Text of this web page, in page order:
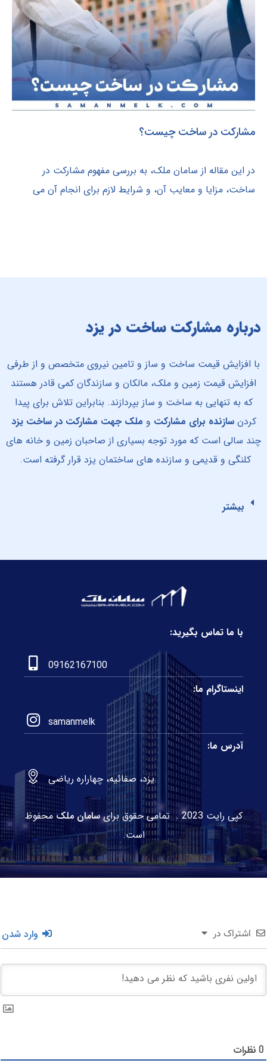
مشارکت در ساخت چیست؟
در این مقاله از سامان ملک، به بررسی مفهوم مشارکت در
ساخت، مزایا و معایب آن، و شرایط لازم برای انجام آن می
درباره مشارکت ساخت در یزد
با افزایش قیمت ساخت و ساز و تامین نیروی متخصص و از طرفی
افزایش قیمت زمین و ملک، مالکان و سازندگان کمی قادر هستند
که به تنهایی به ساخت و ساز بپردازند. بنابراین تلاش برای پیدا
کردنسازنده برای مشارکت و ملک جهت مشارکت در ساخت یزد
چند سالی است که مورد توجه بسیاری از صاحبان زمین و خانه های
کلنگی و قدیمی و سازنده های ساختمان یزد قرار گرفته است.
بیشتر
با ما تماس بگیرید:
09162167100
اینستاگرام ما:
samanmelk
آدرس ما:
یزد، صفائیه، چهاراره ریاضی
کپی رایت 2023 . تمامی حقوق برای سامان ملکمحفوظ
است.
اشتراک در وارد شدن
0نظرات